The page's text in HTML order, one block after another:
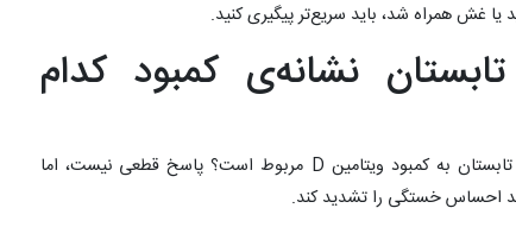
یا غش همراه شد، باید سریع‌تر پیگیری کنید.
نشانه‌ی کمبود کدام
خیلی‌ها می‌پرسند آیا ضعف بدن در تابستان به کمبود ویتامین D مربوط است؟ پاسخ قطعی نیست، اما